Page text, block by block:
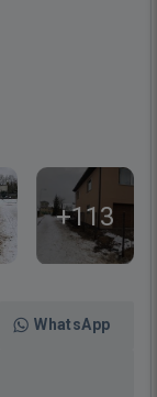
+113
WhatsApp